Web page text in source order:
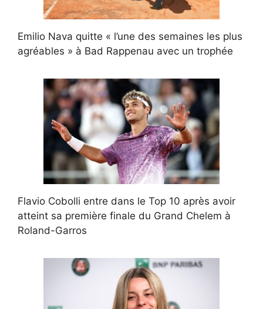
Emilio Nava quitte « l’une des semaines les plus
agréables » à Bad Rappenau avec un trophée
Flavio Cobolli entre dans le Top 10 après avoir
atteint sa première finale du Grand Chelem à
Roland-Garros